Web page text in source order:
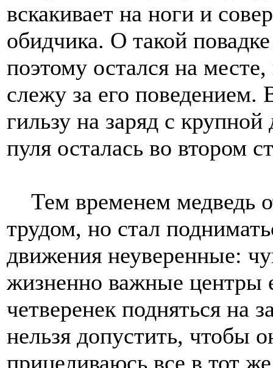
вскакивает на ноги и
обидчика. О такой
поэтому остался на
слежу за его
гильзу на заряд с
пуля осталась во втором
Тем временем медведь
трудом, но стал
движения неуверенные:
жизненно важные центры
четверенек подняться на
нельзя допустить, чтобы
прицеливаюсь все в тот